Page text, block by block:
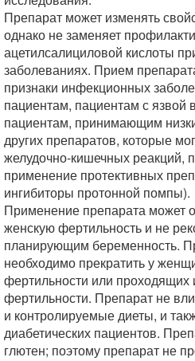
Препарат может изменять
однако не заменяет
ацетилсалициловой кислоты
заболеваниях. Прием
признаки инфекционных
пациентам, пациентам с язвой
пациентам, принимающим
других препаратов, которые
желудочно-кишечных реакций,
применение протективных
ингибиторы протонной помпы).
Применение препарата может
женскую фертильность и не
планирующим беременность.
необходимо прекратить у
фертильности или проходящих
фертильности. Препарат не
и контролируемые диеты, и
диабетических пациентов.
глютен; поэтому препарат не